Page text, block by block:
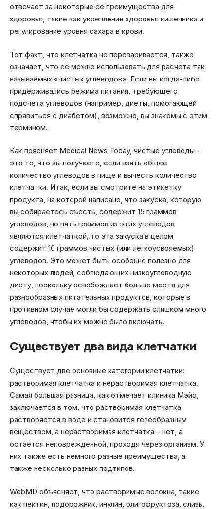
отвечает за некоторые её преимущества для
здоровья, такие как укрепление здоровья кишечника и
регулирование уровня сахара в крови.
Тот факт, что клетчатка не переваривается, также
означает, что её можно использовать для расчёта так
называемых «чистых углеводов». Если вы когда-либо
придерживались режима питания, требующего
подсчёта углеводов (например, диеты, помогающей
справиться с диабетом), возможно, вы знакомы с этим
термином.
Как поясняет Medical News Today, чистые углеводы –
это то, что вы получаете, если взять общее
количество углеводов в пище и вычесть количество
клетчатки. Итак, если вы смотрите на этикетку
продукта, на которой написано, что закуска, которую
вы собираетесь съесть, содержит 15 граммов
углеводов, но пять граммов из этих углеводов
являются клетчаткой, то эта закуска в целом
содержит 10 граммов чистых (или легкоусвояемых)
углеводов. Это может быть особенно полезно для
некоторых людей, соблюдающих низкоуглеводную
диету, поскольку освобождает больше места для
разнообразных питательных продуктов, которые в
противном случае могли бы содержать слишком много
углеводов, чтобы их можно было включать.
Существует два вида клетчатки
Существует две основные категории клетчатки:
растворимая клетчатка и нерастворимая клетчатка.
Самая большая разница, как отмечает клиника Мэйо,
заключается в том, что растворимая клетчатка
растворяется в воде и становится гелеобразным
веществом, а нерастворимая клетчатка – нет, а
остаётся неповрежденной, проходя через организм. У
них также есть немного разные преимущества, а
также несколько разных подтипов.
WebMD объясняет, что растворимые волокна, такие
как пектин, подорожник, инулин, олигофруктоза, слизь,